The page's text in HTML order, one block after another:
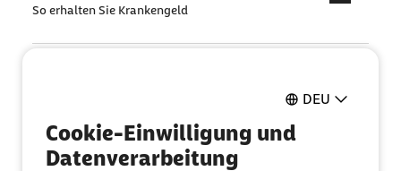
DEU
Cookie-Einwilligung und
Datenverarbeitung
So erhalten Sie Krankengeld